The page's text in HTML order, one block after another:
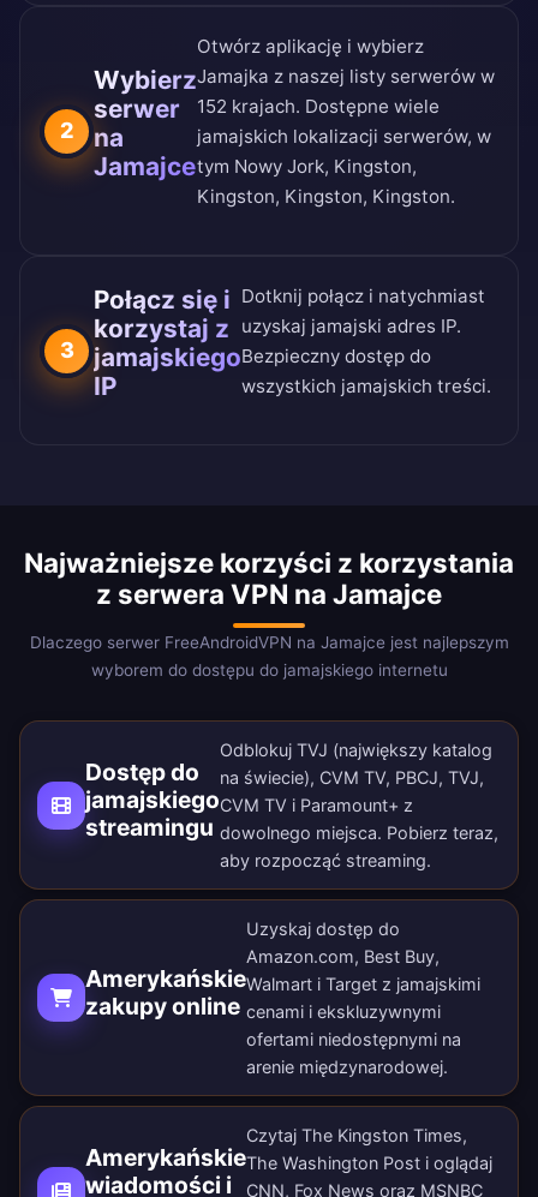
2
Wybierz
serwer
na
Jamajce
Otwórz aplikację i wybierz
Jamajka z naszej listy serwerów w
152 krajach. Dostępne wiele
jamajskich lokalizacji serwerów, w
tym Nowy Jork, Kingston,
Kingston, Kingston, Kingston.
3
Połącz się i
korzystaj z
jamajskiego
IP
Dotknij połącz i natychmiast
uzyskaj jamajski adres IP.
Bezpieczny dostęp do
wszystkich jamajskich treści.
Najważniejsze korzyści z korzystania
z serwera VPN na Jamajce
Dlaczego serwer FreeAndroidVPN na Jamajce jest najlepszym
wyborem do dostępu do jamajskiego internetu
Dostęp do
jamajskiego
streamingu
Odblokuj TVJ (największy katalog
na świecie), CVM TV, PBCJ, TVJ,
CVM TV i Paramount+ z
dowolnego miejsca. Pobierz teraz,
aby rozpocząć streaming.
Amerykańskie
zakupy online
Uzyskaj dostęp do
Amazon.com, Best Buy,
Walmart i Target z jamajskimi
cenami i ekskluzywnymi
ofertami niedostępnymi na
arenie międzynarodowej.
Amerykańskie
wiadomości i
Czytaj The Kingston Times,
The Washington Post i oglądaj
CNN, Fox News oraz MSNBC